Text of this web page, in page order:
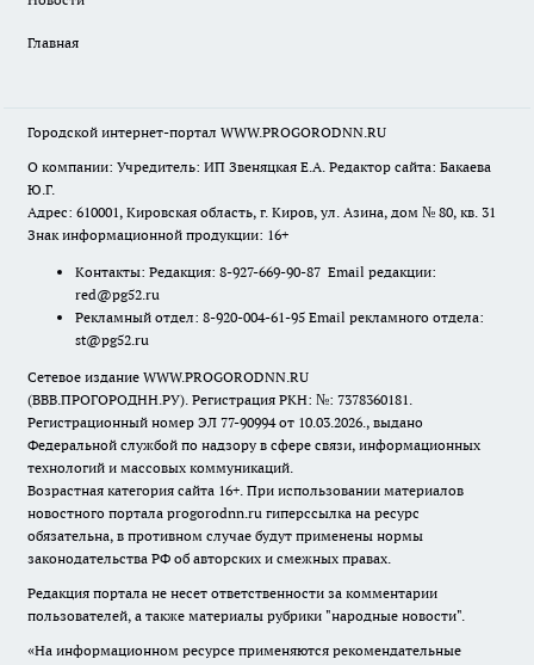
Главная
Городской интернет-портал WWW.PROGORODNN.RU
О компании: Учредитель: ИП Звеняцкая Е.А. Редактор сайта: Бакаева
Ю.Г.
Адрес: 610001, Кировская область, г. Киров, ул. Азина, дом № 80, кв. 31
Знак информационной продукции: 16+
Контакты: Редакция: 8-927-669-90-87 Email редакции:
red@pg52.ru
Рекламный отдел: 8-920-004-61-95 Email рекламного отдела:
st@pg52.ru
Сетевое издание WWW.PROGORODNN.RU
(ВВВ.ПРОГОРОДНН.РУ). Регистрация РКН: №: 7378360181.
Регистрационный номер ЭЛ 77-90994 от 10.03.2026., выдано
Федеральной службой по надзору в сфере связи, информационных
технологий и массовых коммуникаций.
Возрастная категория сайта 16+. При использовании материалов
новостного портала progorodnn.ru гиперссылка на ресурс
обязательна, в противном случае будут применены нормы
законодательства РФ об авторских и смежных правах.
Редакция портала не несет ответственности за комментарии
пользователей, а также материалы рубрики "народные новости".
«На информационном ресурсе применяются рекомендательные